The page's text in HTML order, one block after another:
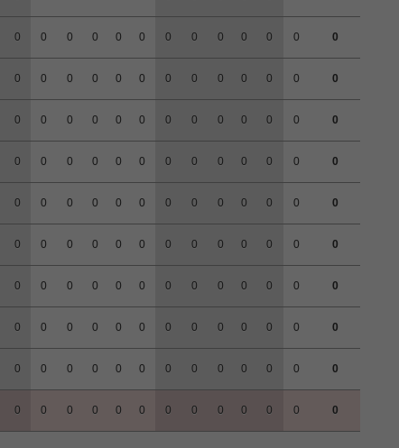
0 0 0 0 0 0 0 0 0 0 0 0 0
0 0 0 0 0 0 0 0 0 0 0 0 0
0 0 0 0 0 0 0 0 0 0 0 0 0
0 0 0 0 0 0 0 0 0 0 0 0 0
0 0 0 0 0 0 0 0 0 0 0 0 0
0 0 0 0 0 0 0 0 0 0 0 0 0
0 0 0 0 0 0 0 0 0 0 0 0 0
0 0 0 0 0 0 0 0 0 0 0 0 0
0 0 0 0 0 0 0 0 0 0 0 0 0
0 0 0 0 0 0 0 0 0 0 0 0 0